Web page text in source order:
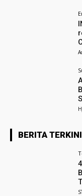
BERITA TERKINI